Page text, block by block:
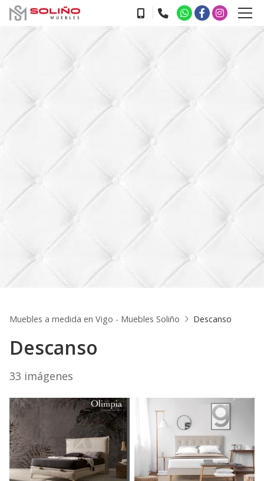
Muebles a medida en Vigo - Muebles Soliño Descanso
Descanso
33 imágenes